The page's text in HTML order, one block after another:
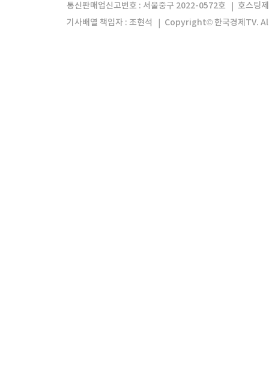
통신판매업신고번호 : 서울중구 2022-0572호
호스팅
기사배열 책임자 : 조현석
Copyright© 한국경제TV.